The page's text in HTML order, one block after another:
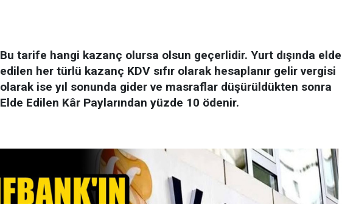
Bu tarife hangi kazanç olursa olsun geçerlidir. Yurt dışında elde
edilen her türlü kazanç KDV sıfır olarak hesaplanır gelir vergisi
olarak ise yıl sonunda gider ve masraflar düşürüldükten sonra
Elde Edilen Kâr Paylarından yüzde 10 ödenir.